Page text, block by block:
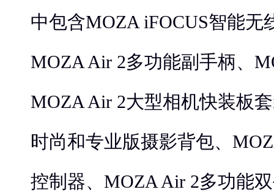
中包含MOZA iFOCUS智能无
MOZA Air 2多功能副手柄、
MOZA Air 2大型相机快装板
时尚和专业版摄影背包、
控制器、MOZA Air 2多功能